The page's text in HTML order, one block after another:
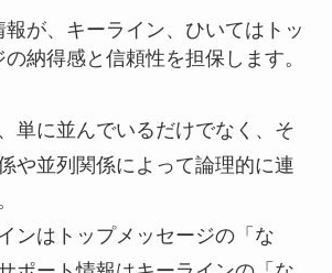
報が、キーライン、ひいてはトッ
納得感と信頼性を担保します。
単に並んでいるだけでなく、そ
や並列関係によって論理的に連
ンはトップメッセージの「な